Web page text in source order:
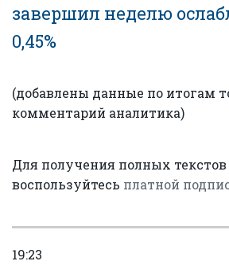
завершил неделю
0,45%
(добавлены данные по итогам
комментарий аналитика)
Для получения полных
воспользуйтесь платной
19:23